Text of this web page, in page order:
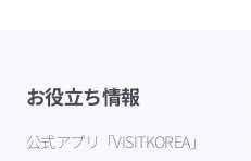
お役立ち情報
公式アプリ「VISITKOREA」